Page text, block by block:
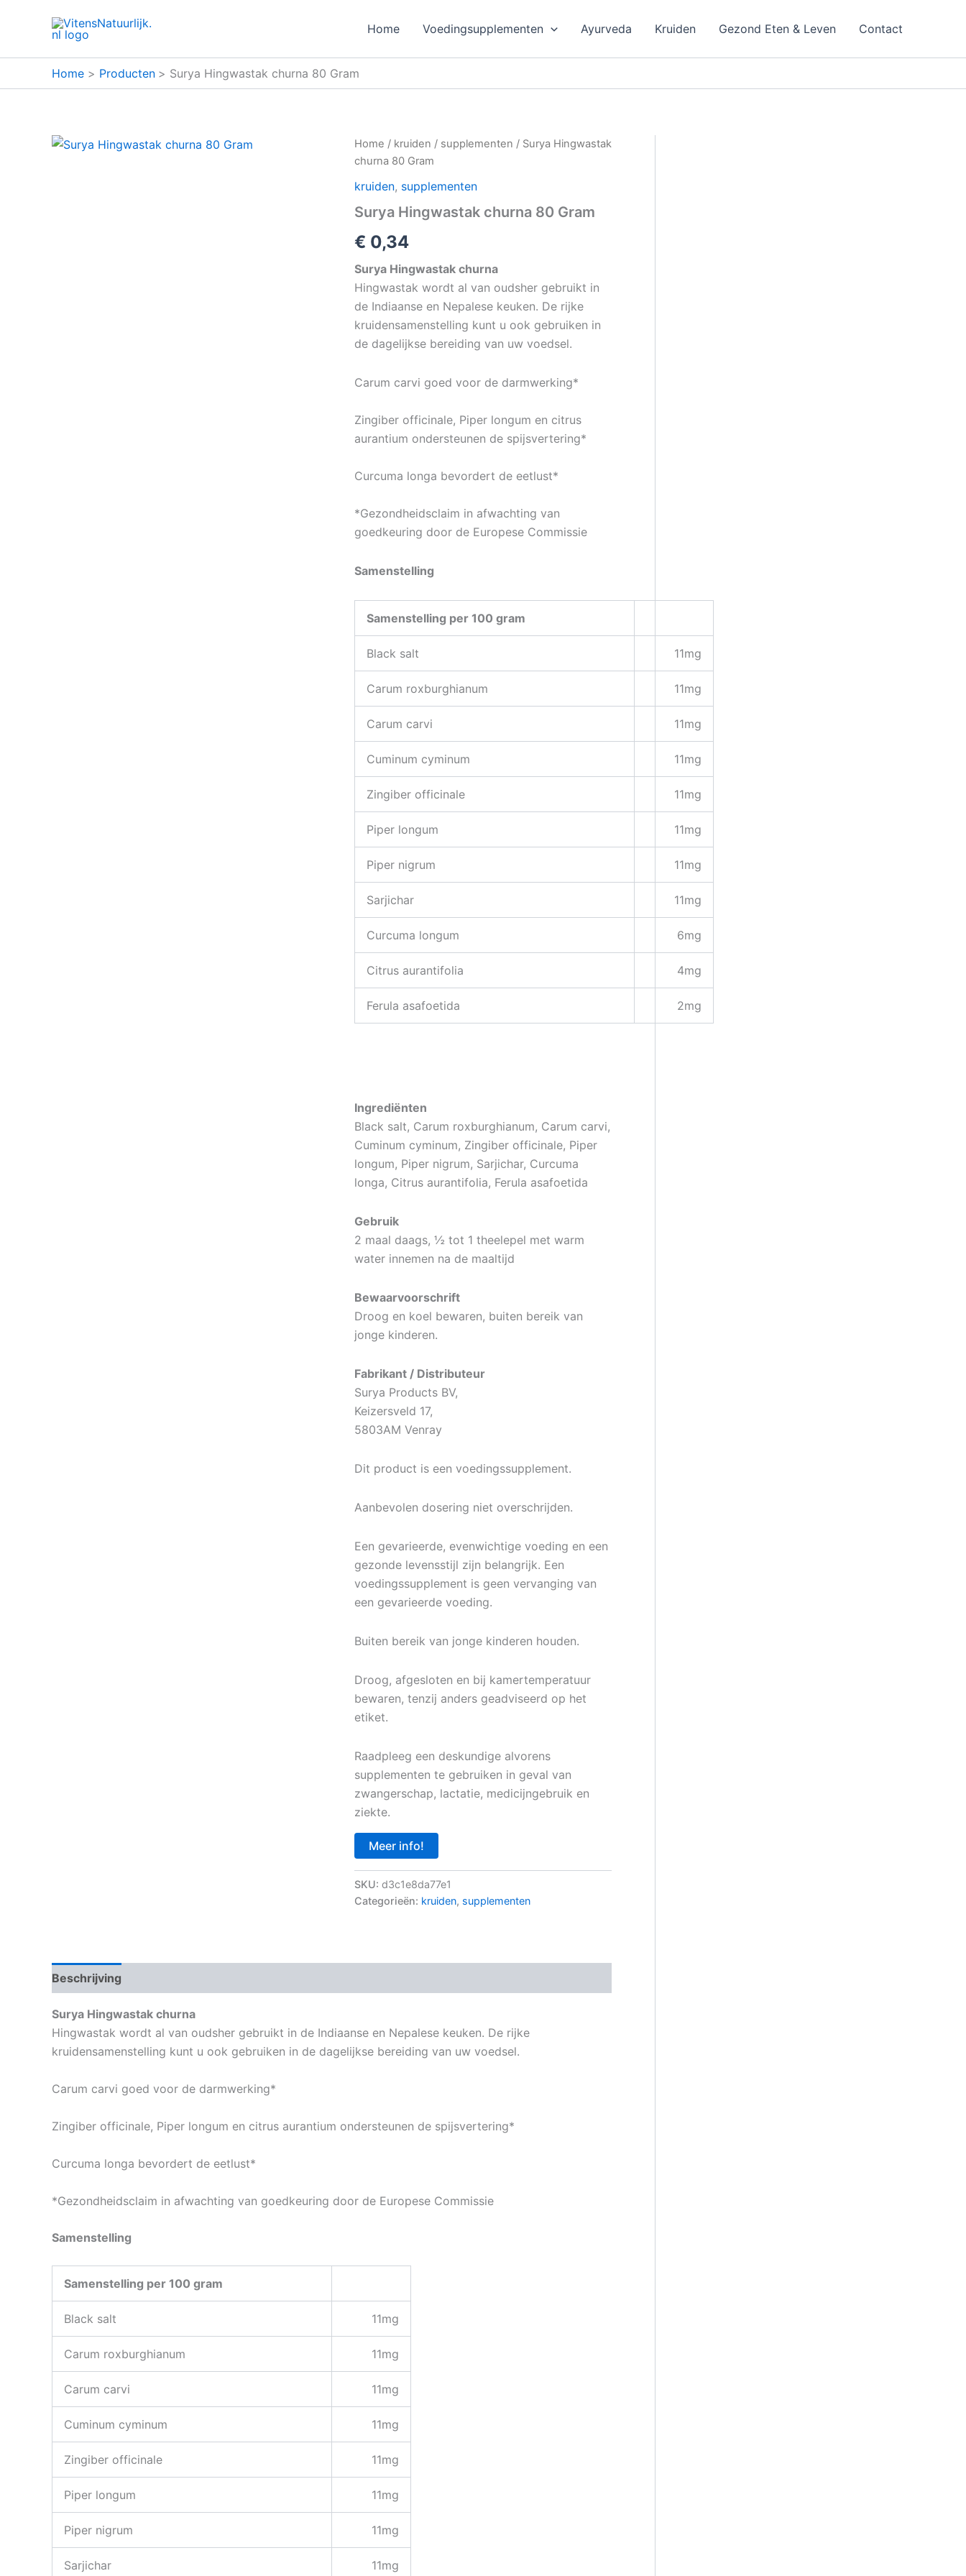
Home Voedingsupplementen Ayurveda Kruiden Gezond Eten & Leven Contact
Home Producten Surya Hingwastak churna 80 Gram
Home / kruiden / supplementen / Surya Hingwastak
churna 80 Gram
kruiden, supplementen
Surya Hingwastak churna 80 Gram
€ 0,34
Surya Hingwastak churna
Hingwastak wordt al van oudsher gebruikt in
de Indiaanse en Nepalese keuken. De rijke
kruidensamenstelling kunt u ook gebruiken in
de dagelijkse bereiding van uw voedsel.
Carum carvi goed voor de darmwerking*
Zingiber officinale, Piper longum en citrus
aurantium ondersteunen de spijsvertering*
Curcuma longa bevordert de eetlust*
*Gezondheidsclaim in afwachting van
goedkeuring door de Europese Commissie
Samenstelling
Samenstelling per 100 gram
Black salt 11mg
Carum roxburghianum 11mg
Carum carvi 11mg
Cuminum cyminum 11mg
Zingiber officinale 11mg
Piper longum 11mg
Piper nigrum 11mg
Sarjichar 11mg
Curcuma longum 6mg
Citrus aurantifolia 4mg
Ferula asafoetida 2mg
Ingrediënten
Black salt, Carum roxburghianum, Carum carvi,
Cuminum cyminum, Zingiber officinale, Piper
longum, Piper nigrum, Sarjichar, Curcuma
longa, Citrus aurantifolia, Ferula asafoetida
Gebruik
2 maal daags, ½ tot 1 theelepel met warm
water innemen na de maaltijd
Bewaarvoorschrift
Droog en koel bewaren, buiten bereik van
jonge kinderen.
Fabrikant / Distributeur
Surya Products BV,
Keizersveld 17,
5803AM Venray
Dit product is een voedingssupplement.
Aanbevolen dosering niet overschrijden.
Een gevarieerde, evenwichtige voeding en een
gezonde levensstijl zijn belangrijk. Een
voedingssupplement is geen vervanging van
een gevarieerde voeding.
Buiten bereik van jonge kinderen houden.
Droog, afgesloten en bij kamertemperatuur
bewaren, tenzij anders geadviseerd op het
etiket.
Raadpleeg een deskundige alvorens
supplementen te gebruiken in geval van
zwangerschap, lactatie, medicijngebruik en
ziekte.
Meer info!
SKU: d3c1e8da77e1
Categorieën: kruiden, supplementen
Beschrijving
Surya Hingwastak churna
Hingwastak wordt al van oudsher gebruikt in de Indiaanse en Nepalese keuken. De rijke
kruidensamenstelling kunt u ook gebruiken in de dagelijkse bereiding van uw voedsel.
Carum carvi goed voor de darmwerking*
Zingiber officinale, Piper longum en citrus aurantium ondersteunen de spijsvertering*
Curcuma longa bevordert de eetlust*
*Gezondheidsclaim in afwachting van goedkeuring door de Europese Commissie
Samenstelling
Samenstelling per 100 gram
Black salt 11mg
Carum roxburghianum 11mg
Carum carvi 11mg
Cuminum cyminum 11mg
Zingiber officinale 11mg
Piper longum 11mg
Piper nigrum 11mg
Sarjichar 11mg